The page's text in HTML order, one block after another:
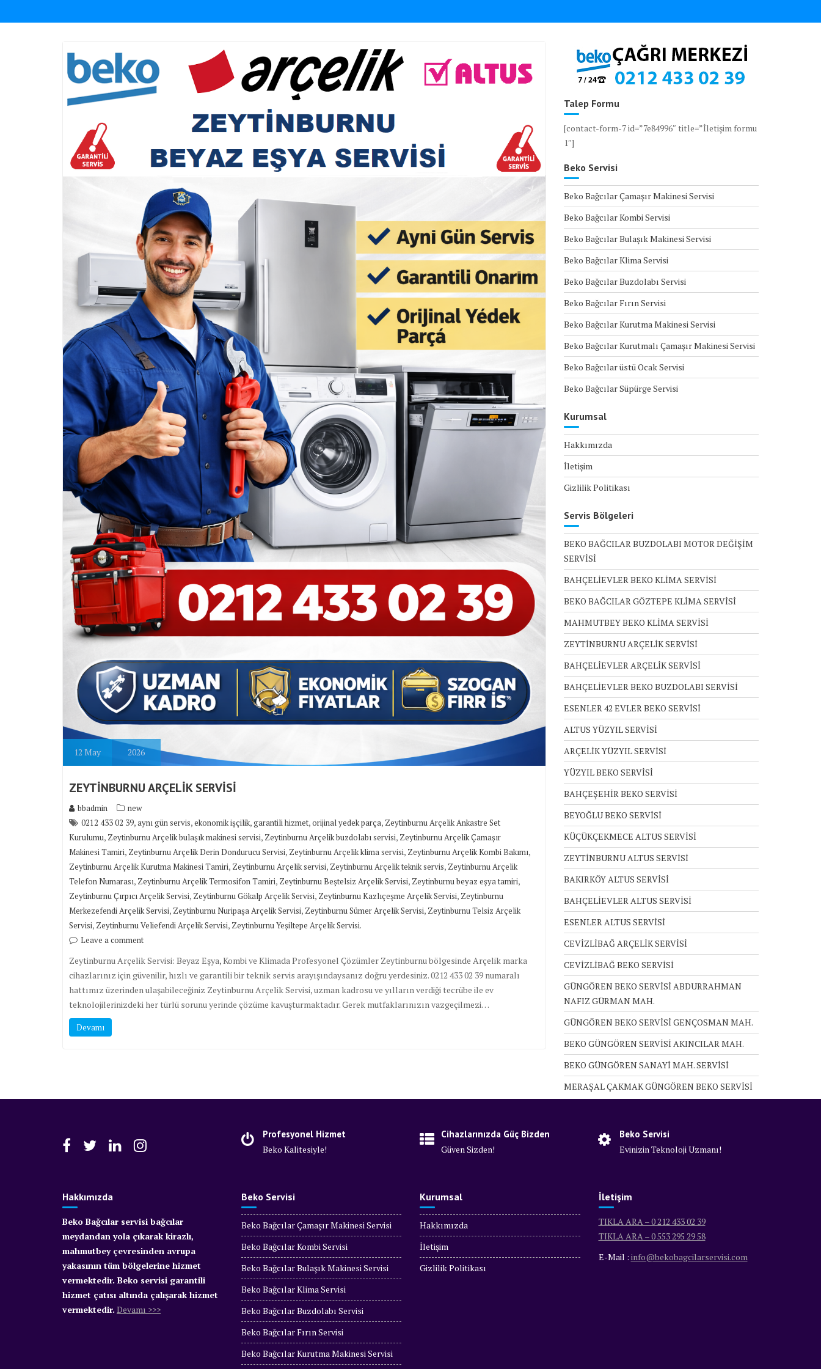
12 May 2026
ZEYTİNBURNU ARÇELİK SERVİSİ
bbadmin
new
0212 433 02 39,aynı gün servis,ekonomik işçilik,garantili hizmet,orijinal yedek parça, Zeytinburnu Arçelik Ankastre Set
Kurulumu, Zeytinburnu Arçelik bulaşık makinesi servisi, Zeytinburnu Arçelik buzdolabı servisi, Zeytinburnu Arçelik Çamaşır
Makinesi Tamiri, Zeytinburnu Arçelik Derin Dondurucu Servisi, Zeytinburnu Arçelik klima servisi, Zeytinburnu Arçelik Kombi Bakımı,
Zeytinburnu Arçelik Kurutma Makinesi Tamiri, Zeytinburnu Arçelik servisi, Zeytinburnu Arçelik teknik servis, Zeytinburnu Arçelik
Telefon Numarası, Zeytinburnu Arçelik Termosifon Tamiri, Zeytinburnu Beştelsiz Arçelik Servisi, Zeytinburnu beyaz eşya tamiri,
Zeytinburnu Çırpıcı Arçelik Servisi, Zeytinburnu Gökalp Arçelik Servisi, Zeytinburnu Kazlıçeşme Arçelik Servisi, Zeytinburnu
Merkezefendi Arçelik Servisi, Zeytinburnu Nuripaşa Arçelik Servisi, Zeytinburnu Sümer Arçelik Servisi, Zeytinburnu Telsiz Arçelik
Servisi, Zeytinburnu Veliefendi Arçelik Servisi, Zeytinburnu Yeşiltepe Arçelik Servisi.
Leave a comment
Zeytinburnu Arçelik Servisi: Beyaz Eşya, Kombi ve Klimada Profesyonel Çözümler Zeytinburnu bölgesinde Arçelik marka
cihazlarınız için güvenilir, hızlı ve garantili bir teknik servis arayışındaysanız doğru yerdesiniz. 0212 433 02 39 numaralı
hattımız üzerinden ulaşabileceğiniz Zeytinburnu Arçelik Servisi, uzman kadrosu ve yılların verdiği tecrübe ile ev
teknolojilerinizdeki her türlü sorunu yerinde çözüme kavuşturmaktadır. Gerek mutfaklarınızın vazgeçilmezi…
Devamı
Talep Formu
[contact-form-7 id=”7e84996″ title=”İletişim formu
1″]
Beko Servisi
Beko Bağcılar Çamaşır Makinesi Servisi
Beko Bağcılar Kombi Servisi
Beko Bağcılar Bulaşık Makinesi Servisi
Beko Bağcılar Klima Servisi
Beko Bağcılar Buzdolabı Servisi
Beko Bağcılar Fırın Servisi
Beko Bağcılar Kurutma Makinesi Servisi
Beko Bağcılar Kurutmalı Çamaşır Makinesi Servisi
Beko Bağcılar üstü Ocak Servisi
Beko Bağcılar Süpürge Servisi
Kurumsal
Hakkımızda
İletişim
Gizlilik Politikası
Servis Bölgeleri
BEKO BAĞCILAR BUZDOLABI MOTOR DEĞİŞİM
SERVİSİ
BAHÇELİEVLER BEKO KLİMA SERVİSİ
BEKO BAĞCILAR GÖZTEPE KLİMA SERVİSİ
MAHMUTBEY BEKO KLİMA SERVİSİ
ZEYTİNBURNU ARÇELİK SERVİSİ
BAHÇELİEVLER ARÇELİK SERVİSİ
BAHÇELİEVLER BEKO BUZDOLABI SERVİSİ
ESENLER 42 EVLER BEKO SERVİSİ
ALTUS YÜZYIL SERVİSİ
ARÇELİK YÜZYIL SERVİSİ
YÜZYIL BEKO SERVİSİ
BAHÇEŞEHİR BEKO SERVİSİ
BEYOĞLU BEKO SERVİSİ
KÜÇÜKÇEKMECE ALTUS SERVİSİ
ZEYTİNBURNU ALTUS SERVİSİ
BAKIRKÖY ALTUS SERVİSİ
BAHÇELİEVLER ALTUS SERVİSİ
ESENLER ALTUS SERVİSİ
CEVİZLİBAĞ ARÇELİK SERVİSİ
CEVİZLİBAĞ BEKO SERVİSİ
GÜNGÖREN BEKO SERVİSİ ABDURRAHMAN
NAFIZ GÜRMAN MAH.
GÜNGÖREN BEKO SERVİSİ GENÇOSMAN MAH.
BEKO GÜNGÖREN SERVİSİ AKINCILAR MAH.
BEKO GÜNGÖREN SANAYİ MAH. SERVİSİ
MERAŞAL ÇAKMAK GÜNGÖREN BEKO SERVİSİ
Profesyonel Hizmet
Beko Kalitesiyle!
Cihazlarınızda Güç Bizden
Güven Sizden!
Beko Servisi
Evinizin Teknoloji Uzmanı!
Hakkımızda
Beko Bağcılar servisi bağcılar
meydandan yola çıkarak kirazlı,
mahmutbey çevresinden avrupa
yakasının tüm bölgelerine hizmet
vermektedir. Beko servisi garantili
hizmet çatısı altında çalışarak hizmet
vermektedir. Devamı >>>
Beko Servisi
Beko Bağcılar Çamaşır Makinesi Servisi
Beko Bağcılar Kombi Servisi
Beko Bağcılar Bulaşık Makinesi Servisi
Beko Bağcılar Klima Servisi
Beko Bağcılar Buzdolabı Servisi
Beko Bağcılar Fırın Servisi
Beko Bağcılar Kurutma Makinesi Servisi
Kurumsal
Hakkımızda
İletişim
Gizlilik Politikası
İletişim
TIKLA ARA – 0 212 433 02 39
TIKLA ARA – 0 553 295 29 58
E-Mail : info@bekobagcilarservisi.com